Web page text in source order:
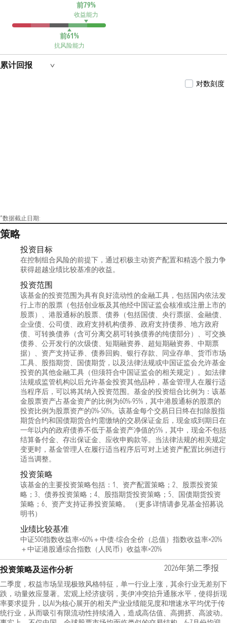
前79%
收益能力
前61%
抗风险能力
累计回报
对数刻度
*数据截止日期:
策略
投资目标
在控制组合风险的前提下，通过积极主动资产配置和精选个股力争
获得超越业绩比较基准的收益。
投资范围
该基金的投资范围为具有良好流动性的金融工具，包括国内依法发
行上市的股票（包括创业板及其他经中国证监会核准或注册上市的
股票）、港股通标的股票、债券（包括国债、央行票据、金融债、
企业债、公司债、政府支持机构债券、政府支持债券、地方政府
债、可转换债券（含可分离交易可转换债券的纯债部分）、可交换
债券、公开发行的次级债、短期融资券、超短期融资券、中期票
据）、资产支持证券、债券回购、银行存款、同业存单、货币市场
工具、股指期货、国债期货，以及法律法规或中国证监会允许基金
投资的其他金融工具（但须符合中国证监会的相关规定）。如法律
法规或监管机构以后允许基金投资其他品种，基金管理人在履行适
当程序后，可以将其纳入投资范围。基金的投资组合比例为：该基
金股票资产占基金资产的比例为60%-95%，其中港股通标的股票的
投资比例为股票资产的0%-50%。该基金每个交易日日终在扣除股指
期货合约和国债期货合约需缴纳的交易保证金后，现金或到期日在
一年以内的政府债券不低于基金资产净值的5%，其中，现金不包括
结算备付金、存出保证金、应收申购款等。当法律法规的相关规定
变更时，基金管理人在履行适当程序后可对上述资产配置比例进行
适当调整。
投资策略
该基金的主要投资策略包括：1、资产配置策略；2、股票投资策
略；3、债券投资策略；4、股指期货投资策略；5、国债期货投资
策略；6、资产支持证券投资策略。 （更多详情请参见基金招募说
明书）
业绩比较基准
中证500指数收益率×60%＋中债-综合全价（总值）指数收益率×20%
＋中证港股通综合指数（人民币）收益率×20%
投资策略及运作分析 2026年第二季报
二季度，权益市场呈现极致风格特征，单一行业上涨，其余行业无差别下
跌，动量效应显著。宏观上经济疲弱，美伊冲突抬升通胀水平，使得折现
率要求提升，以AI为核心展开的相关产业业绩能见度和增速水平均优于传
统行业，从而吸引有限流动性持续涌入，造成高估值、高拥挤、高波动。